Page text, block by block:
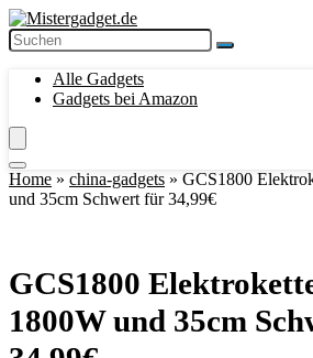
Alle Gadgets
Gadgets bei Amazon
Home » china-gadgets » GCS1800
und 35cm Schwert für 34,99€
GCS1800
1800W und 35cm